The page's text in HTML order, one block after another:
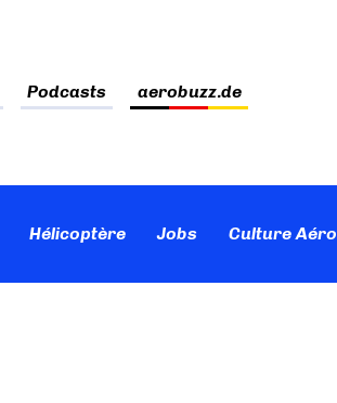
Podcasts aerobuzz.de
Hélicoptère Jobs Culture Aéro